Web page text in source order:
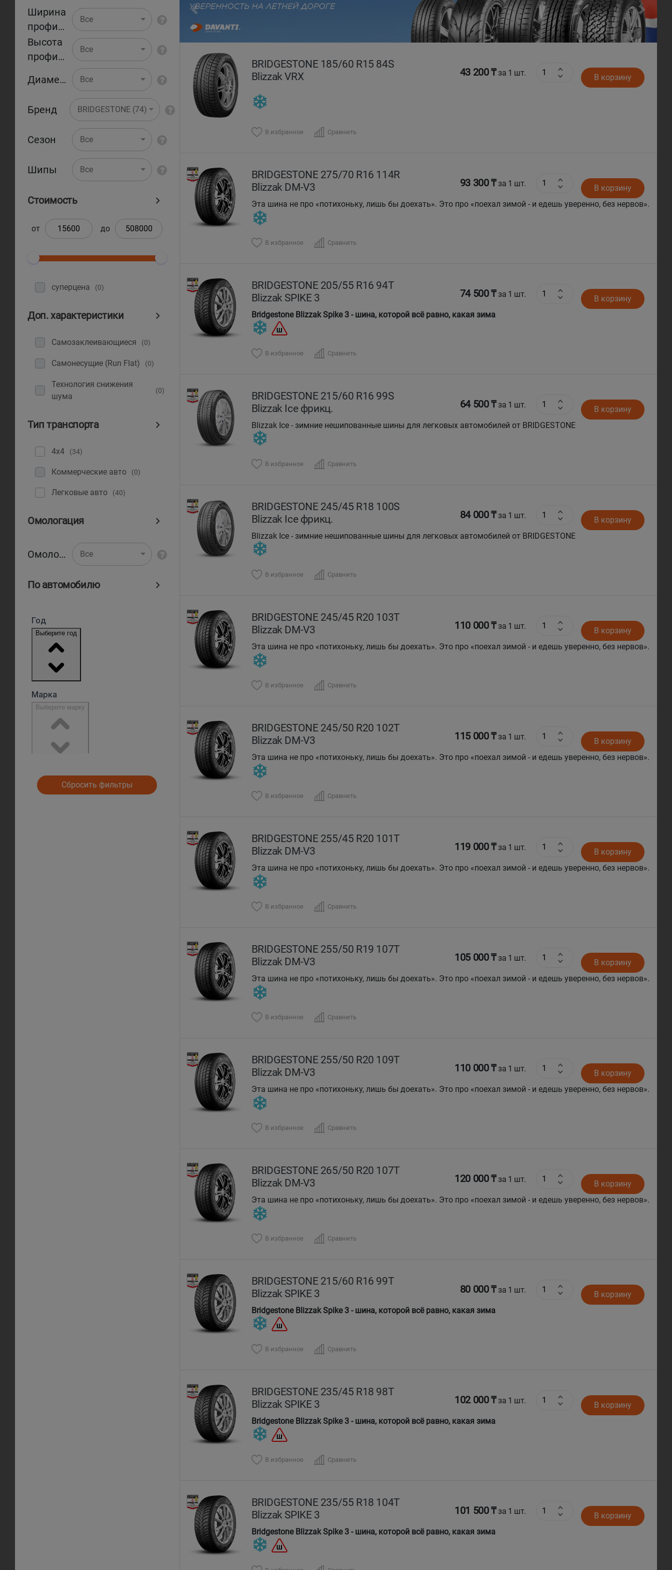
Ширина
профиля
Все
Высота
профиля
Все
Диаметр Все
Бренд BRIDGESTONE (74)
Сезон Все
Шипы Все
Стоимость
от до
суперцена (0)
Доп. характеристики
Самозаклеивающиеся (0)
Самонесущие (Run Flat) (0)
Технология снижения
шума
(0)
Тип транспорта
4x4 (34)
Коммерческие авто (0)
Легковые авто (40)
Омологация
Омологация Все
По автомобилю
Сбросить фильтры
Next
BRIDGESTONE 185/60 R15 84S
Blizzak VRX
43 200 ₸за 1 шт. В корзину
В избранное Сравнить
BRIDGESTONE 275/70 R16 114R
Blizzak DM-V3
93 300 ₸за 1 шт.
В корзину
Эта шина не про «потихоньку, лишь бы доехать». Это про «поехал зимой - и едешь уверенно, без нервов».
DMV-3 держит дорогу, когда остальные хватаются за руль двумя руками, и делает это без лишней
драмы.
В избранное Сравнить
BRIDGESTONE 205/55 R16 94T
Blizzak SPIKE 3
74 500 ₸за 1 шт.
В корзину
Bridgestone Blizzak Spike 3 - шина, которой всё равно, какая зима
В избранное Сравнить
BRIDGESTONE 215/60 R16 99S
Blizzak Ice фрикц.
64 500 ₸за 1 шт.
В корзину
Blizzak Ice - зимние нешипованные шины для легковых автомобилей от BRIDGESTONE
В избранное Сравнить
BRIDGESTONE 245/45 R18 100S
Blizzak Ice фрикц.
84 000 ₸за 1 шт.
В корзину
Blizzak Ice - зимние нешипованные шины для легковых автомобилей от BRIDGESTONE
В избранное Сравнить
BRIDGESTONE 245/45 R20 103T
Blizzak DM-V3
110 000 ₸за 1 шт.
В корзину
Эта шина не про «потихоньку, лишь бы доехать». Это про «поехал зимой - и едешь уверенно, без нервов».
DMV-3 держит дорогу, когда остальные хватаются за руль двумя руками, и делает это без лишней
драмы.
В избранное Сравнить
BRIDGESTONE 245/50 R20 102T
Blizzak DM-V3
115 000 ₸за 1 шт.
В корзину
Эта шина не про «потихоньку, лишь бы доехать». Это про «поехал зимой - и едешь уверенно, без нервов».
DMV-3 держит дорогу, когда остальные хватаются за руль двумя руками, и делает это без лишней
драмы.
В избранное Сравнить
BRIDGESTONE 255/45 R20 101T
Blizzak DM-V3
119 000 ₸за 1 шт.
В корзину
Эта шина не про «потихоньку, лишь бы доехать». Это про «поехал зимой - и едешь уверенно, без нервов».
DMV-3 держит дорогу, когда остальные хватаются за руль двумя руками, и делает это без лишней
драмы.
В избранное Сравнить
BRIDGESTONE 255/50 R19 107Т
Blizzak DM-V3
105 000 ₸за 1 шт.
В корзину
Эта шина не про «потихоньку, лишь бы доехать». Это про «поехал зимой - и едешь уверенно, без нервов».
DMV-3 держит дорогу, когда остальные хватаются за руль двумя руками, и делает это без лишней
драмы.
В избранное Сравнить
BRIDGESTONE 255/50 R20 109T
Blizzak DM-V3
110 000 ₸за 1 шт.
В корзину
Эта шина не про «потихоньку, лишь бы доехать». Это про «поехал зимой - и едешь уверенно, без нервов».
DMV-3 держит дорогу, когда остальные хватаются за руль двумя руками, и делает это без лишней
драмы.
В избранное Сравнить
BRIDGESTONE 265/50 R20 107T
Blizzak DM-V3
120 000 ₸за 1 шт.
В корзину
Эта шина не про «потихоньку, лишь бы доехать». Это про «поехал зимой - и едешь уверенно, без нервов».
DMV-3 держит дорогу, когда остальные хватаются за руль двумя руками, и делает это без лишней
драмы.
В избранное Сравнить
BRIDGESTONE 215/60 R16 99T
Blizzak SPIKE 3
80 000 ₸за 1 шт.
В корзину
Bridgestone Blizzak Spike 3 - шина, которой всё равно, какая зима
В избранное Сравнить
BRIDGESTONE 235/45 R18 98T
Blizzak SPIKE 3
102 000 ₸за 1 шт.
В корзину
Bridgestone Blizzak Spike 3 - шина, которой всё равно, какая зима
В избранное Сравнить
BRIDGESTONE 235/55 R18 104T
Blizzak SPIKE 3
101 500 ₸за 1 шт.
В корзину
Bridgestone Blizzak Spike 3 - шина, которой всё равно, какая зима